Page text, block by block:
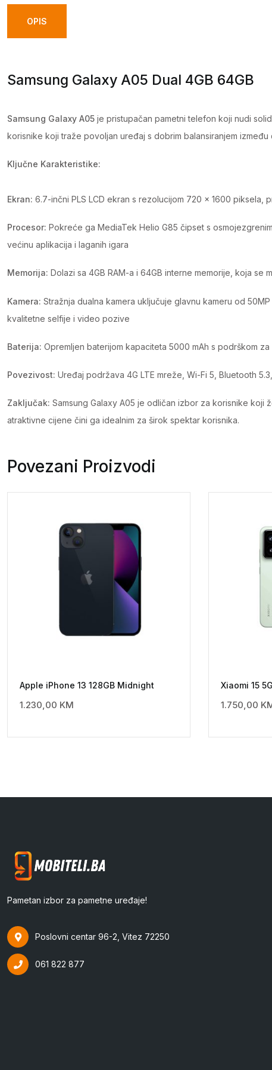
OPIS
Samsung Galaxy A05 Dual 4GB 64GB
Samsung Galaxy A05 je pristupačan pametni telefon koji nudi
korisnike koji traže povoljan uređaj s dobrim balansiranjem između
Ključne Karakteristike:
Ekran: 6.7-inčni PLS LCD ekran s rezolucijom 720 x 1600
Procesor: Pokreće ga MediaTek Helio G85 čipset s
većinu aplikacija i laganih igara​
Memorija: Dolazi sa 4GB RAM-a i 64GB interne memorije, koja
Kamera: Stražnja dualna kamera uključuje glavnu kameru od
kvalitetne selfije i video pozive​
Baterija: Opremljen baterijom kapaciteta 5000 mAh s podrškom
Povezivost: Uređaj podržava 4G LTE mreže, Wi-Fi 5, Bluetooth
Zaključak: Samsung Galaxy A05 je odličan izbor za korisnike koji
atraktivne cijene čini ga idealnim za širok spektar korisnika.
Povezani Proizvodi
Apple iPhone 13 128GB Midnight
1.230,00 KM
Xiaomi 15
1.750,00
Pametan izbor za pametne uređaje!
Poslovni centar 96-2, Vitez 72250
061 822 877